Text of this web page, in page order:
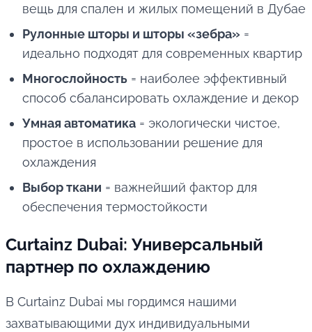
вещь для спален и жилых помещений в Дубае
Рулонные шторы и шторы «зебра» =
идеально подходят для современных квартир
Многослойность = наиболее эффективный
способ сбалансировать охлаждение и декор
Умная автоматика = экологически чистое,
простое в использовании решение для
охлаждения
Выбор ткани = важнейший фактор для
обеспечения термостойкости
Curtainz Dubai: Универсальный
партнер по охлаждению
В Curtainz Dubai мы гордимся нашими
захватывающими дух индивидуальными